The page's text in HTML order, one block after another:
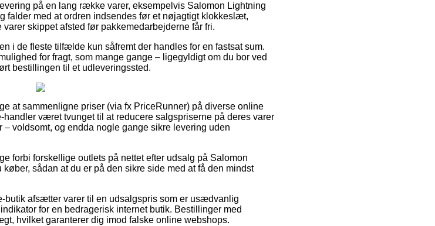
på en lang række varer, eksempelvis Salomon Lightning
falder med at ordren indsendes før et nøjagtigt klokkeslæt,
skippet afsted før pakkemedarbejderne får fri.
i de fleste tilfælde kun såfremt der handles for en fastsat sum.
for fragt, som mange gange – ligegyldigt om du bor ved
bestillingen til et udleveringssted.
at sammenligne priser (via fx PriceRunner) på diverse online
været tvunget til at reducere salgspriserne på deres varer
voldsomt, og endda nogle gange sikre levering uden
forbi forskellige outlets på nettet efter udsalg på Salomon
sådan at du er på den sikre side med at få den mindst
butik afsætter varer til en udsalgspris som er usædvanlig
for en bedragerisk internet butik. Bestillinger med
hvilket garanterer dig imod falske online webshops.